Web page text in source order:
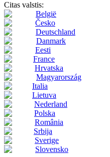
Citas valstis:
België
Česko
Deutschland
Danmark
Eesti
France
Hrvatska
Magyarország
Italia
Lietuva
Nederland
Polska
România
Srbija
Sverige
Slovensko